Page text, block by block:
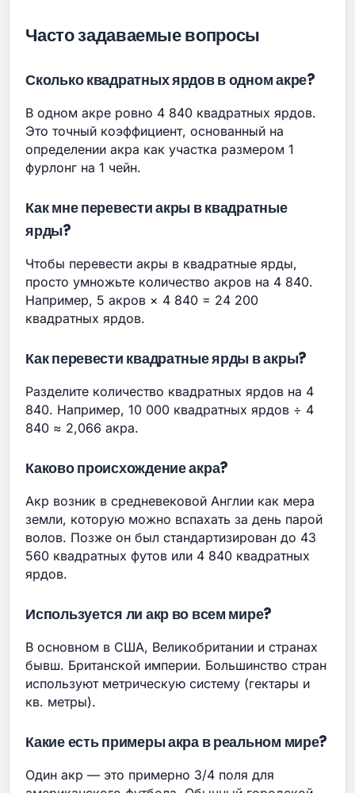
Часто задаваемые вопросы
Сколько квадратных ярдов в одном акре?
В одном акре ровно 4 840 квадратных ярдов.
Это точный коэффициент, основанный на
определении акра как участка размером 1
фурлонг на 1 чейн.
Как мне перевести акры в квадратные
ярды?
Чтобы перевести акры в квадратные ярды,
просто умножьте количество акров на 4 840.
Например, 5 акров × 4 840 = 24 200
квадратных ярдов.
Как перевести квадратные ярды в акры?
Разделите количество квадратных ярдов на 4
840. Например, 10 000 квадратных ярдов ÷ 4
840 ≈ 2,066 акра.
Каково происхождение акра?
Акр возник в средневековой Англии как мера
земли, которую можно вспахать за день парой
волов. Позже он был стандартизирован до 43
560 квадратных футов или 4 840 квадратных
ярдов.
Используется ли акр во всем мире?
В основном в США, Великобритании и странах
бывш. Британской империи. Большинство стран
используют метрическую систему (гектары и
кв. метры).
Какие есть примеры акра в реальном мире?
Один акр — это примерно 3/4 поля для